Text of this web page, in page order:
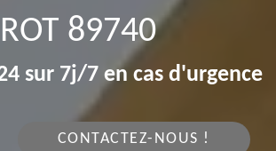
89740
sur 7j/7 en cas d'urgence
CONTACTEZ-NOUS !